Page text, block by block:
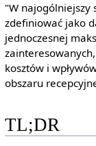
"W najogólniejszy
zdefiniować jako
jednoczesnej
kosztów i
obszaru
TL;DR